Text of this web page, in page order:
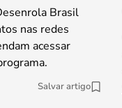
Brasil
nas redes
acessar
Salvar artigo